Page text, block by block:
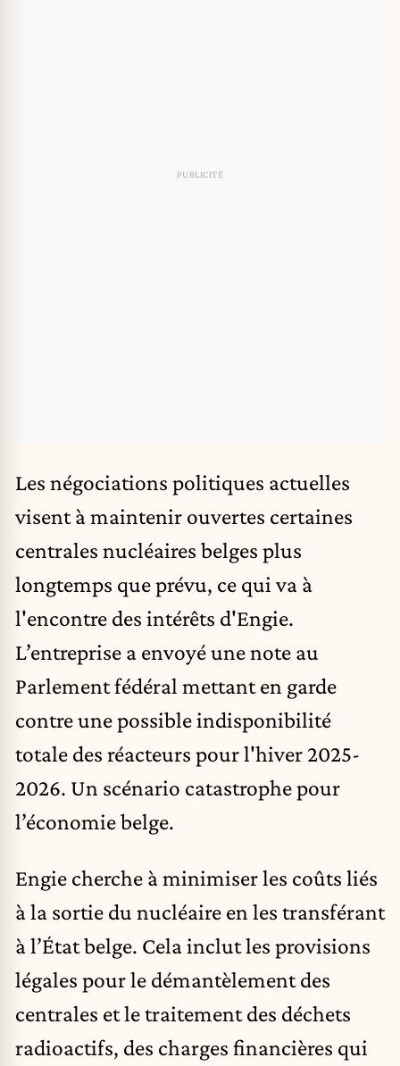
Les négociations politiques actuelles
visent à maintenir ouvertes certaines
centrales nucléaires belges plus
longtemps que prévu, ce qui va à
l'encontre des intérêts d'Engie.
L’entreprise a envoyé une note au
Parlement fédéral mettant en garde
contre une possible indisponibilité
totale des réacteurs pour l'hiver 2025-
2026. Un scénario catastrophe pour
l’économie belge.
Engie cherche à minimiser les coûts liés
à la sortie du nucléaire en les transférant
à l’État belge. Cela inclut les provisions
légales pour le démantèlement des
centrales et le traitement des déchets
radioactifs, des charges financières qui